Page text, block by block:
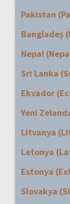
Pakistan
Bangladeş
Nepal
Sri Lanka
Ekvador
Yeni
Litvanya
Letonya
Estonya
Slovakya